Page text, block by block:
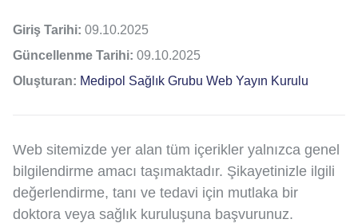
Giriş Tarihi: 09.10.2025
Güncellenme Tarihi: 09.10.2025
Oluşturan: Medipol Sağlık Grubu Web Yayın Kurulu
Web sitemizde yer alan tüm içerikler yalnızca genel
bilgilendirme amacı taşımaktadır. Şikayetinizle ilgili
değerlendirme, tanı ve tedavi için mutlaka bir
doktora veya sağlık kuruluşuna başvurunuz.